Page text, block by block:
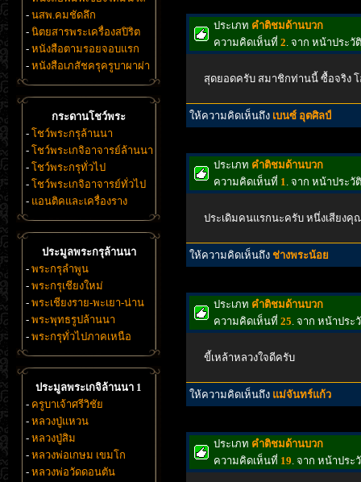
- นสพ.คมชัดลึก
- นิตยสารพระเครื่องสปิริต
- หนังสือตามรอยจอบแรก
- หนังสือเภสัชครุครูบาผาผ่า
กระดานโชว์พระ
- โชว์พระกรุล้านนา
- โชว์พระเกจิอาจารย์ล้านนา
- โชว์พระกรุทั่วไป
- โชว์พระเกจิอาจารย์ทั่วไป
- แอนติคและเครื่องราง
ประมูลพระกรุล้านนา
- พระกรุลำพูน
- พระกรุเชียงใหม่
- พระเชียงราย-พะเยา-น่าน
- พระพุทธรูปล้านนา
- พระกรุทั่วไปภาคเหนือ
ประมูลพระเกจิล้านนา 1
- ครูบาเจ้าศรีวิชัย
- หลวงปู่แหวน
- หลวงปู่สิม
- หลวงพ่อเกษม เขมโก
- หลวงพ่อวัดดอนตัน
ประเภท คำติชมด้านบวก
ความคิดเห็นที่ 2. จาก หน้าประวั
สุดยอดครับ สมาชิกท่านนี้ ซื้อจริง
ให้ความคิดเห็นถึง เบนซ์ อุตศิลป์
ประเภท คำติชมด้านบวก
ความคิดเห็นที่ 1. จาก หน้าประวั
ประเดิมคนแรกนะครับ หนึ่งเสียง
ให้ความคิดเห็นถึง ช่างพระน้อย
ประเภท คำติชมด้านบวก
ความคิดเห็นที่ 25. จาก หน้าประ
ขี้เหล้าหลวงใจดีครับ
ให้ความคิดเห็นถึง แม่จันทร์แก้ว
ประเภท คำติชมด้านบวก
ความคิดเห็นที่ 19. จาก หน้าประ